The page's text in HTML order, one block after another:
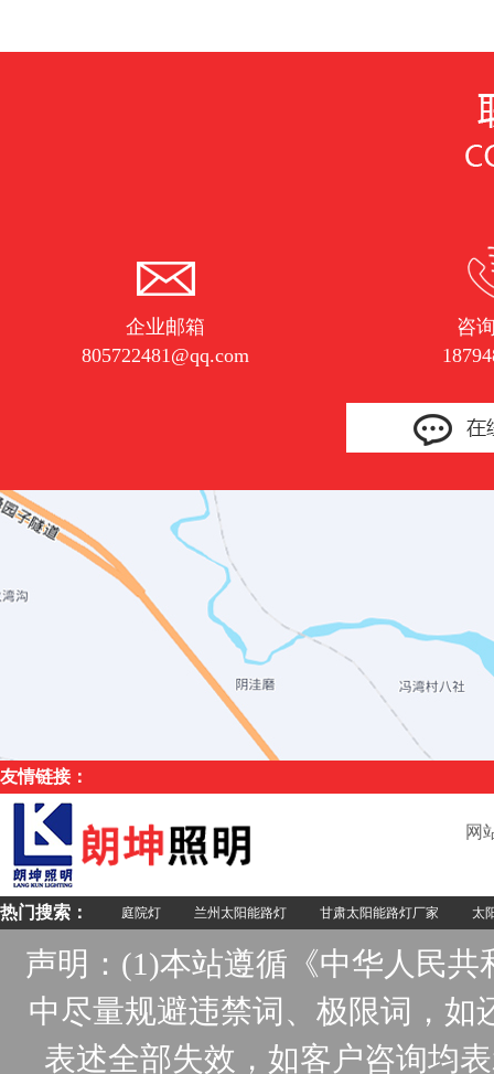
企业邮箱
805722481@qq.com
咨
友情链接：
网
热门搜索： 庭院灯 兰州太阳能路灯 甘肃太阳能路灯厂家 太
声明：(1)本站遵循《中华人民
中尽量规避违禁词、极限词，
表述全部失效，如客户咨询均